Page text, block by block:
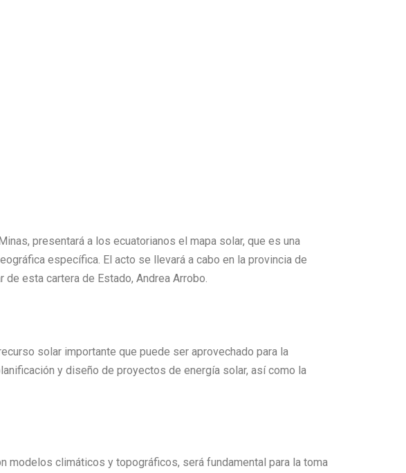
presentará a los ecuatorianos el mapa solar, que es una
específica. El acto se llevará a cabo en la provincia de
de esta cartera de Estado, Andrea Arrobo.
solar importante que puede ser aprovechado para la
y diseño de proyectos de energía solar, así como la
modelos climáticos y topográficos, será fundamental para la toma